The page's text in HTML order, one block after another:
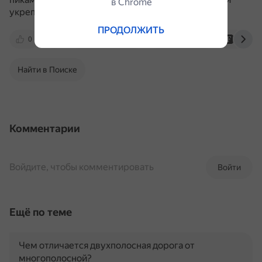
укрепить доверие потребителей.
0
Найти в Поиске
Комментарии
Войти
Войдите, чтобы комментировать
Ещё по теме
Чем отличается двухполосная дорога от
многополосной?
ПРОДОЛЖИТЬ